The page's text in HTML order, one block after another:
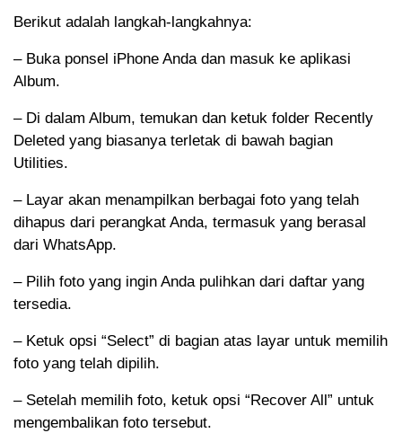
Berikut adalah langkah-langkahnya:
– Buka ponsel iPhone Anda dan masuk ke aplikasi
Album.
– Di dalam Album, temukan dan ketuk folder Recently
Deleted yang biasanya terletak di bawah bagian
Utilities.
– Layar akan menampilkan berbagai foto yang telah
dihapus dari perangkat Anda, termasuk yang berasal
dari WhatsApp.
– Pilih foto yang ingin Anda pulihkan dari daftar yang
tersedia.
– Ketuk opsi “Select” di bagian atas layar untuk memilih
foto yang telah dipilih.
– Setelah memilih foto, ketuk opsi “Recover All” untuk
mengembalikan foto tersebut.